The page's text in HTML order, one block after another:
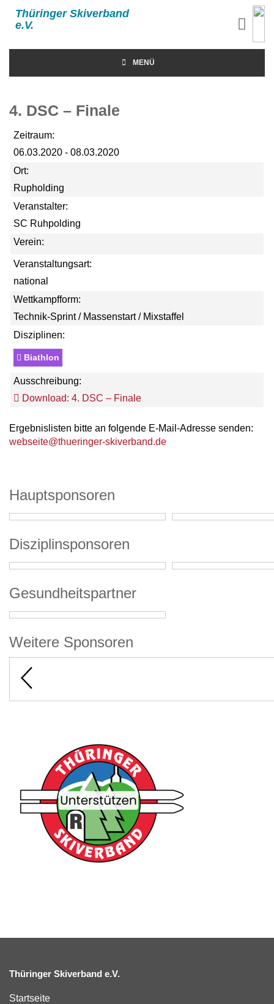
Thüringer Skiverband
e.V.
MENÜ
4. DSC – Finale
Zeitraum:
06.03.2020 - 08.03.2020
Ort:
Rupholding
Veranstalter:
SC Ruhpolding
Verein:
Veranstaltungsart:
national
Wettkampfform:
Technik-Sprint / Massenstart / Mixstaffel
Disziplinen:
Biathlon
Ausschreibung:
Download: 4. DSC – Finale
Ergebnislisten bitte an folgende E-Mail-Adresse senden:
webseite@thueringer-skiverband.de
Hauptsponsoren
Disziplinsponsoren
Gesundheitspartner
Weitere Sponsoren
Thüringer Skiverband e.V.
Startseite